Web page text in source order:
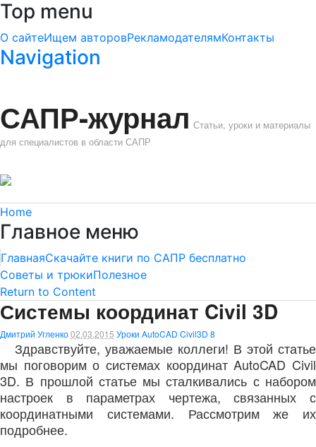
Top menu
О сайтеИщем авторовРекламодателямКонтакты
Navigation
САПР-журнал Статьи, уроки и материалы
для специалистов в области САПР
Home
Главное меню
ГлавнаяСкачайте книги по САПР бесплатно
Советы и трюкиПолезное
Return to Content
Системы координат Civil 3D
Дмитрий Угленко02.03.2015 Уроки AutoCAD Civil3D 8
Здравствуйте, уважаемые коллеги! В этой статье
мы поговорим о системах координатAutoCAD Civil
3D. В прошлой статье мы сталкивались с набором
настроек в параметрах чертежа, связанных с
координатными системами. Рассмотрим же их
подробнее.